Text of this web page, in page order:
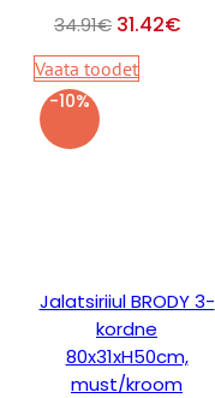
34.91€ 31.42€
Vaata toodet
-10%
Jalatsiriiul BRODY 3-
kordne
80x31xH50cm,
must/kroom